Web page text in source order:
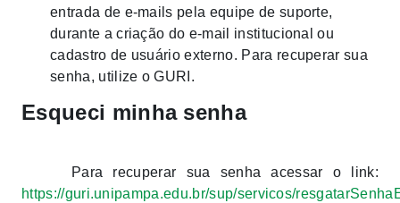
entrada de e-mails pela equipe de suporte,
durante a criação do e-mail institucional ou
cadastro de usuário externo. Para recuperar sua
senha, utilize o GURI.
Esqueci minha senha
Para recuperar sua senha acessar o link:
https://guri.unipampa.edu.br/sup/servicos/